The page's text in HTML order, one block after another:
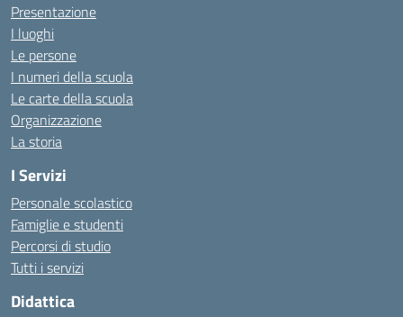
Presentazione
I luoghi
Le persone
I numeri della scuola
Le carte della scuola
Organizzazione
La storia
I Servizi
Personale scolastico
Famiglie e studenti
Percorsi di studio
Tutti i servizi
Didattica